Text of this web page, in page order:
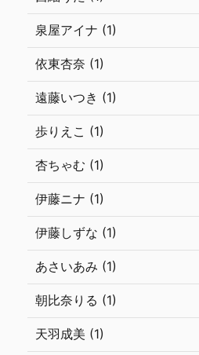
泉屋アイナ (1)
依東杏奈 (1)
遠藤いつき (1)
歩りえこ (1)
杏ちゃむ (1)
伊藤ニナ (1)
伊藤しずな (1)
あさいあみ (1)
朝比奈りる (1)
天羽成美 (1)